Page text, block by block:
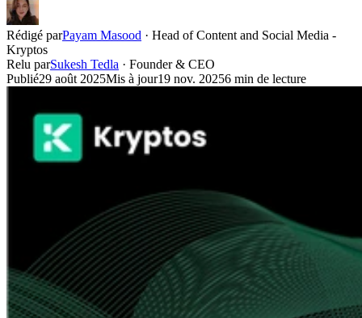
Rédigé parPayam Masood · Head of Content and Social Media -
Kryptos
Relu parSukesh Tedla · Founder & CEO
Publié29 août 2025Mis à jour19 nov. 20256 min de lecture